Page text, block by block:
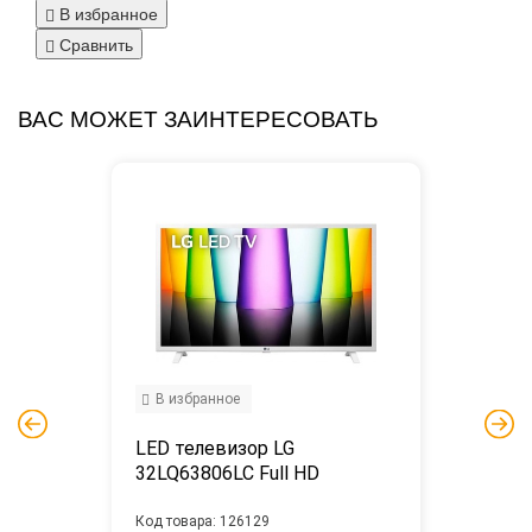
В избранное
Сравнить
ВАС МОЖЕТ ЗАИНТЕРЕСОВАТЬ
LED телевизор LG
32LQ63806LC Full HD
Код товара: 126129
В избранное